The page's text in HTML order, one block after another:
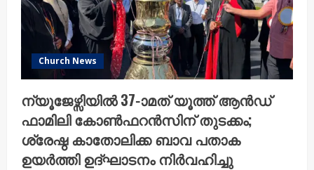
Church News
ന്യൂജേഴ്സിയിൽ 37-ാമത് യൂത്ത് ആൻഡ്
ഫാമിലി കോൺഫറൻസിന് തുടക്കം;
ശ്രേഷ്ഠ കാതോലിക്ക ബാവ പതാക
ഉയർത്തി ഉദ്ഘാടനം നിർവഹിച്ചു